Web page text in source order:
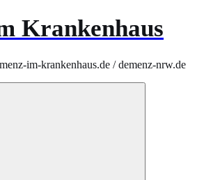
Krankenhaus
im-krankenhaus.de / demenz-nrw.de